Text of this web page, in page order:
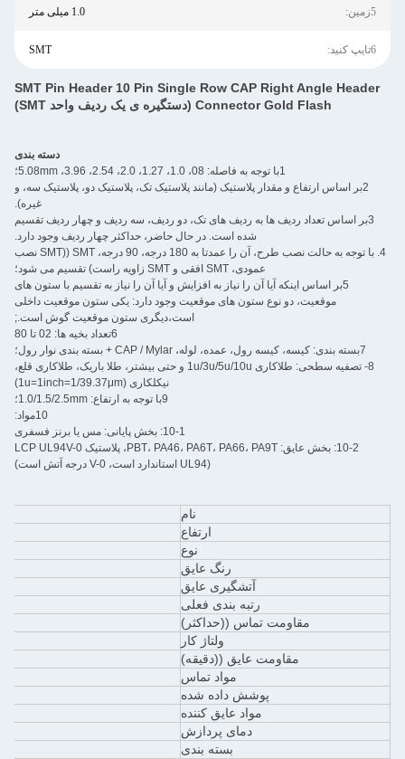
5زمین: 1.0 میلی متر
6تایپ کنید: SMT
SMT Pin Header 10 Pin Single Row CAP Right Angle Header
Connector Gold Flash (دستگیره ی یک ردیف واحد SMT)
دسته بندی
1با توجه به فاصله: 08، 1.0، 1.27، 2.0، 2.54، 3.96، 5.08mm؛
2بر اساس ارتفاع و مقدار پلاستیک (مانند پلاستیک تک، پلاستیک دو، پلاستیک سه، و
غیره).
3بر اساس تعداد ردیف ها به ردیف های تک، دو ردیف، سه ردیف و چهار ردیف تقسیم
شده است. در حال حاضر، حداکثر چهار ردیف وجود دارد.
4. با توجه به حالت نصب طرح، آن را عمدتا به 180 درجه، 90 درجه، SMT ((SMT نصب
عمودی، SMT افقی و SMT زاویه راست) تقسیم می شود؛
5بر اساس اینکه آیا آن را نیاز به افزایش و آیا آن را نیاز به تقسیم با ستون های
موقعیت، دو نوع ستون های موقعیت وجود دارد: یکی ستون موقعیت داخلی
است،دیگری ستون موقعیت گوش است.;
6تعداد بخیه ها: 02 تا 80
7بسته بندی: کیسه، کیسه رول، عمده، لوله، CAP / Mylar + بسته بندی نوار رول؛
8- تصفیه سطحی: طلاکاری 1u/3u/5u/10u و حتی بیشتر، طلا باریک، طلاکاری قلع،
نیکلکاری (1u=1inch=1/39.37μm)
9با توجه به ارتفاع: 1.0/1.5/2.5mm؛
10مواد:
10-1: بخش پایانی: مس یا برنز فسفری
10-2: بخش عایق: PBT، PA46، PA6T، PA66، PA9T، پلاستیک LCP UL94V-0
(UL94 استاندارد است، V-0 درجه آتش است)
نام
ارتفاع
نوع
رنگ عایق
آتشگیری عایق
رتبه بندی فعلی
مقاومت تماس ((حداکثر)
ولتاژ کار
مقاومت عایق ((دقیقه)
مواد تماس
پوشش داده شده
مواد عایق کننده
دمای پردازش
بسته بندی